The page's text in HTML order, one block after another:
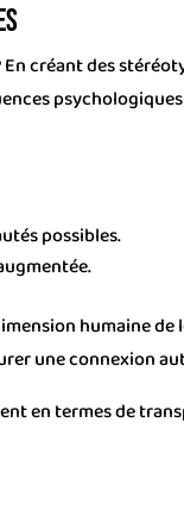
créant des
possibles.
humaine
une connexion
en termes de